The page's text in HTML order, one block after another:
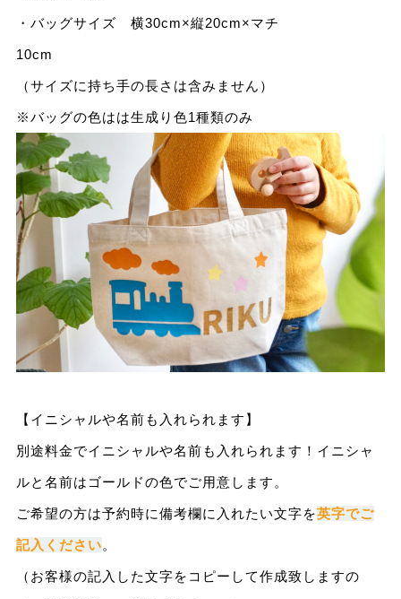
・バッグサイズ 横30cm×縦20cm×マチ
（サイズに持ち手の長さは含みません）
※バッグの色はは生成り色1種類のみ
【イニシャルや名前も入れられます】
別途料金でイニシャルや名前も入れられます！イニシャ
ルと名前はゴールドの色でご用意します。
ご希望の方は予約時に備考欄に入れたい文字を英字でご
記入ください。
（お客様の記入した文字をコピーして作成致しますの